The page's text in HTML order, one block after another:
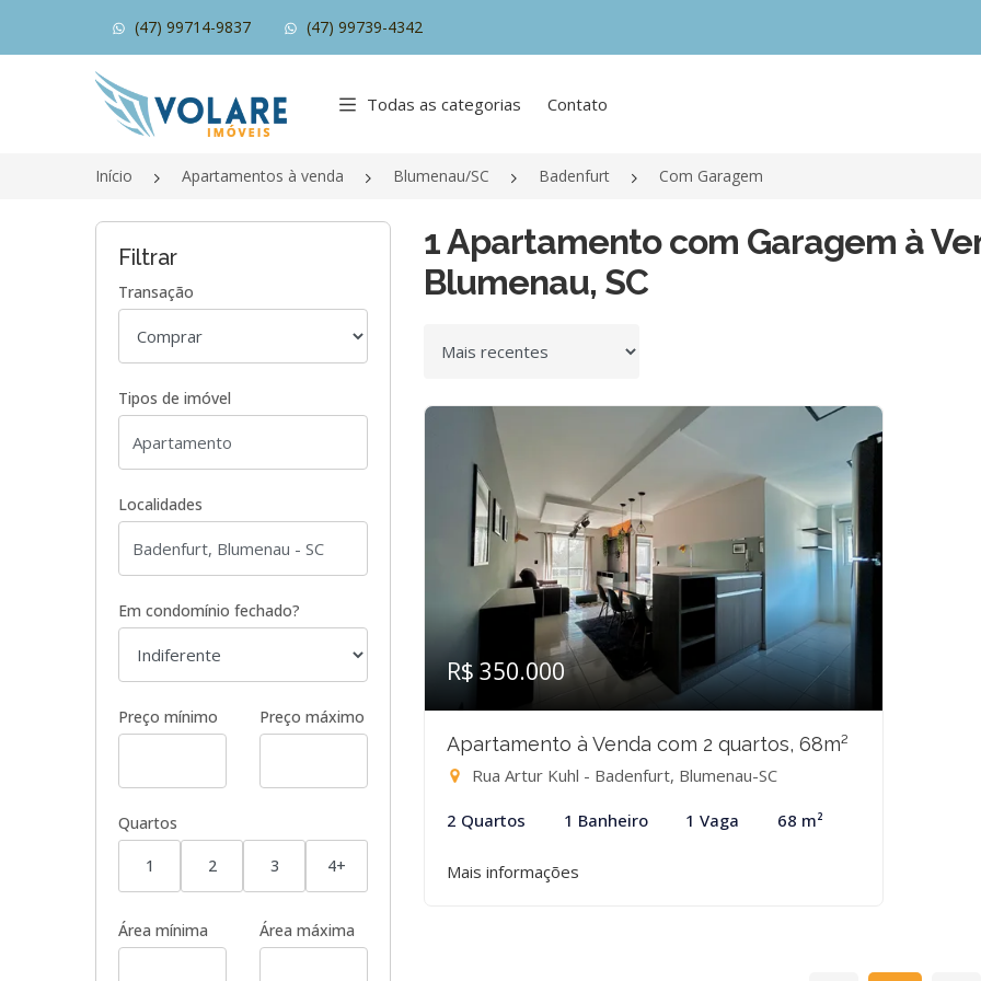
(47) 99714-9837 (47) 99739-4342
Página inicial
Todas as categorias Contato
Início Apartamentos à venda Blumenau/SC Badenfurt Com Garagem
Filtrar
Transação
Tipos de imóvel
Localidades
Em condomínio fechado?
Preço mínimo Preço máximo
Quartos
1 2 3 4+
Área mínima Área máxima
1 Apartamento com Garagem à
Blumenau, SC
Ordenar por
R$ 350.000
Apartamento à Venda com 2 quartos, 68m²
Rua Artur Kuhl - Badenfurt, Blumenau-SC
2 Quartos 1 Banheiro 1 Vaga 68 m²
Mais informações